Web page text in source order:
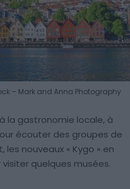
– Mark and Anna Photography
la gastronomie locale, à
écouter des groupes de
les nouveaux « Kygo » en
quelques musées.